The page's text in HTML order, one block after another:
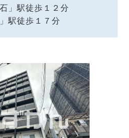
」駅徒歩１２分
駅徒歩１７分